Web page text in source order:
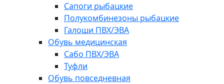
Сапоги рыбацкие
Полукомбинезоны рыбацкие
Галоши ПВХ/ЭВА
Обувь медицинская
Сабо ПВХ/ЭВА
Туфли
Обувь повседневная